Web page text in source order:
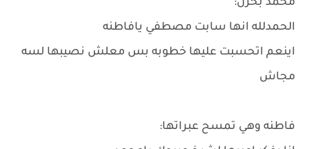
محمد بحزن:
الحمدلله انها سابت مصطفي يافاطنه
اينعم اتحسبت عليها خطوبه بس معلش نصيبها لسه
مجاش
فاطنه وهي تمسح عبراتها: